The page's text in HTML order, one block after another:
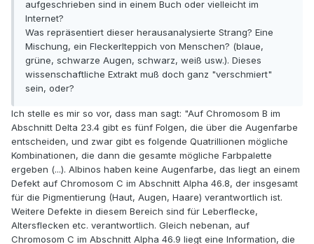
aufgeschrieben sind in einem Buch oder vielleicht im
Internet?
Was repräsentiert dieser herausanalysierte Strang? Eine
Mischung, ein Fleckerlteppich von Menschen? (blaue,
grüne, schwarze Augen, schwarz, weiß usw.). Dieses
wissenschaftliche Extrakt muß doch ganz "verschmiert"
sein, oder?
Ich stelle es mir so vor, dass man sagt: "Auf Chromosom B im
Abschnitt Delta 23.4 gibt es fünf Folgen, die über die Augenfarbe
entscheiden, und zwar gibt es folgende Quatrillionen mögliche
Kombinationen, die dann die gesamte mögliche Farbpalette
ergeben (...). Albinos haben keine Augenfarbe, das liegt an einem
Defekt auf Chromosom C im Abschnitt Alpha 46.8, der insgesamt
für die Pigmentierung (Haut, Augen, Haare) verantwortlich ist.
Weitere Defekte in diesem Bereich sind für Leberflecke,
Altersflecken etc. verantwortlich. Gleich nebenan, auf
Chromosom C im Abschnitt Alpha 46.9 liegt eine Information, die